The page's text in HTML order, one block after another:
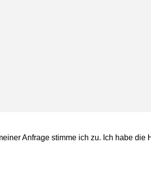
Anfrage stimme ich zu. Ich habe die